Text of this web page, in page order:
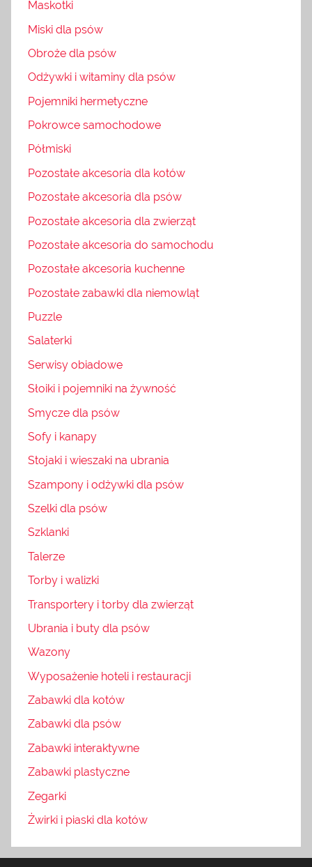
Maskotki
Miski dla psów
Obroże dla psów
Odżywki i witaminy dla psów
Pojemniki hermetyczne
Pokrowce samochodowe
Półmiski
Pozostałe akcesoria dla kotów
Pozostałe akcesoria dla psów
Pozostałe akcesoria dla zwierząt
Pozostałe akcesoria do samochodu
Pozostałe akcesoria kuchenne
Pozostałe zabawki dla niemowląt
Puzzle
Salaterki
Serwisy obiadowe
Słoiki i pojemniki na żywność
Smycze dla psów
Sofy i kanapy
Stojaki i wieszaki na ubrania
Szampony i odżywki dla psów
Szelki dla psów
Szklanki
Talerze
Torby i walizki
Transportery i torby dla zwierząt
Ubrania i buty dla psów
Wazony
Wyposażenie hoteli i restauracji
Zabawki dla kotów
Zabawki dla psów
Zabawki interaktywne
Zabawki plastyczne
Zegarki
Żwirki i piaski dla kotów